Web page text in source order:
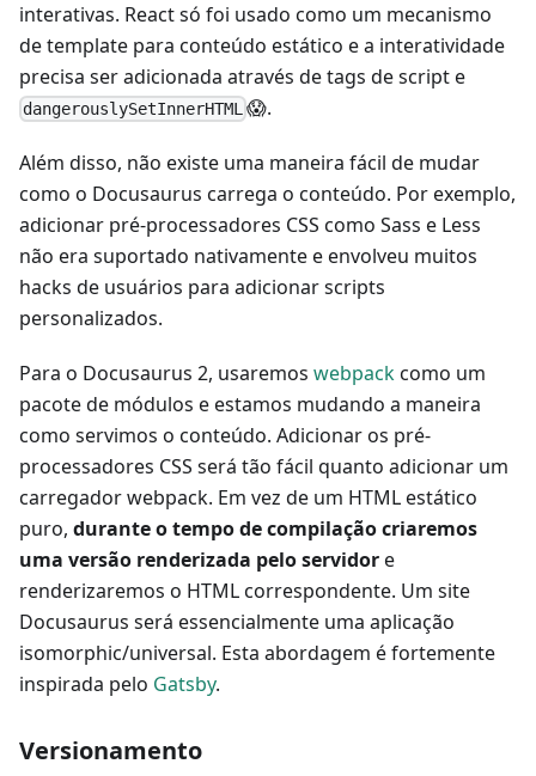
interativas. React só foi usado como um mecanismo
de template para conteúdo estático e a interatividade
precisa ser adicionada através de tags de script e
dangerouslySetInnerHTML 😱.
Além disso, não existe uma maneira fácil de mudar
como o Docusaurus carrega o conteúdo. Por exemplo,
adicionar pré-processadores CSS como Sass e Less
não era suportado nativamente e envolveu muitos
hacks de usuários para adicionar scripts
personalizados.
Para o Docusaurus 2, usaremos webpackcomo um
pacote de módulos e estamos mudando a maneira
como servimos o conteúdo. Adicionar os pré-
processadores CSS será tão fácil quanto adicionar um
carregador webpack. Em vez de um HTML estático
puro, durante o tempo de compilação criaremos
uma versão renderizada pelo servidore
renderizaremos o HTML correspondente. Um site
Docusaurus será essencialmente uma aplicação
isomorphic/universal. Esta abordagem é fortemente
inspirada pelo Gatsby.
Versionamento